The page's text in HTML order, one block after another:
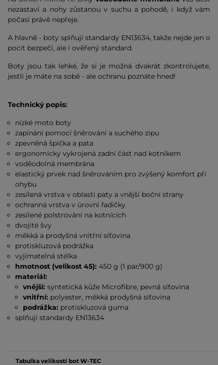
nezastaví a nohy zůstanou v suchu a pohodě, i když vám
počasí právě nepřeje.
A hlavně - boty splňují standardy EN13634, takže nejde jen o
pocit bezpečí, ale i ověřený standard.
Boty jsou tak lehké, že si je možná dvakrát zkontrolujete,
jestli je máte na sobě - ale ochranu poznáte hned!
Technický popis:
nízké moto boty
zapínání pomocí šněrování a suchého zipu
zpevněná špička a pata
ergonomicky vykrojená zadní část nad kotníkem
voděodolná membrána
elastický prvek nad šněrováním pro zvýšený komfort při
ohybu
zesílená vrstva v oblasti paty a vnější boční strany
ochranná vrstva v úrovni řadičky
zesílené polstrování na kotnících
dvojité švy
měkká a prodyšná vnitřní síťovina
protiskluzová podrážka
vyjímatelná stélka
hmotnost (velikost 45):450 g (1 pár/900 g)
materiál:
vnější: syntetická kůže Microfibre, pevná síťovina
vnitřní: polyester, měkká prodyšná síťovina
podrážka: protiskluzová guma
splňují standardy EN13634
Tabulka velikostí bot W-TEC